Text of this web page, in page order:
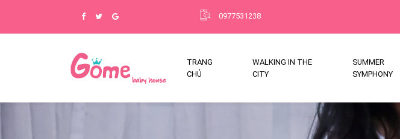
0977531238
TRANG
CHỦ
WALKING IN THE
CITY
SUMMER
SYMPHONY